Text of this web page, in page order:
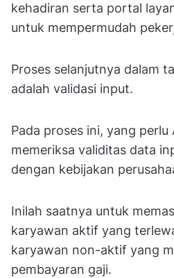
kehadiran serta portal
untuk mempermudah
Proses selanjutnya dalam
adalah validasi input.
Pada proses ini, yang perlu
memeriksa validitas data
dengan kebijakan
Inilah saatnya untuk
karyawan aktif yang
karyawan non-aktif yang
pembayaran gaji.